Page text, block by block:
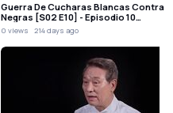
Guerra De Cucharas Blancas Contra
Negras [S02 E10] - Episodio 10…
0 views 214 days ago